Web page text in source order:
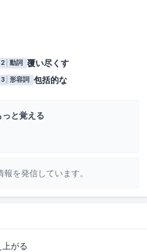
2 動詞
覆い尽くす
3 形容詞 包括的な
っと覚える
報を発信しています。
上がる